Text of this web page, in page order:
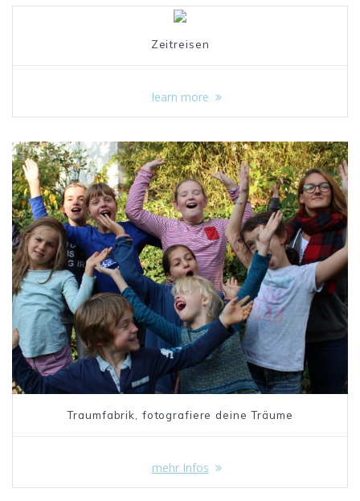
Zeitreisen
learn more
Traumfabrik, fotografiere deine Träume
mehr Infos